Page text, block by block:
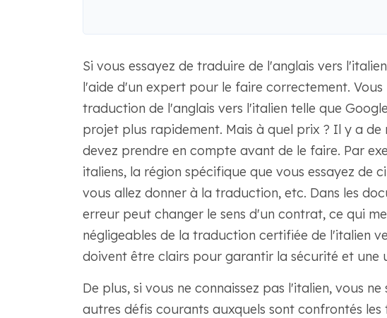
Si vous essayez de traduire de l'anglais vers
l'aide d'un expert pour le faire correctement.
traduction de l'anglais vers l'italien telle que
projet plus rapidement. Mais à quel prix ? Il y a de
devez prendre en compte avant de le faire. Par
italiens, la région spécifique que vous essayez de
vous allez donner à la traduction, etc. Dans les
erreur peut changer le sens d'un contrat, ce qui
négligeables de la traduction certifiée de l'italien
doivent être clairs pour garantir la sécurité et une
De plus, si vous ne connaissez pas l'italien, vous
autres défis courants auxquels sont confrontés